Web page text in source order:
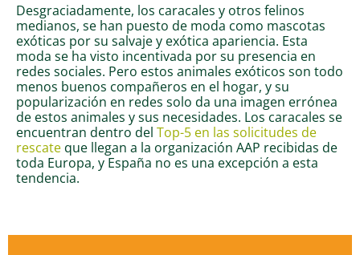
Desgraciadamente, los caracales y otros felinos
medianos, se han puesto de moda como mascotas
exóticas por su salvaje y exótica apariencia. Esta
moda se ha visto incentivada por su presencia en
redes sociales. Pero estos animales exóticos son todo
menos buenos compañeros en el hogar, y su
popularización en redes solo da una imagen errónea
de estos animales y sus necesidades. Los caracales se
encuentran dentro del Top-5 en las solicitudes de
rescate que llegan a la organización AAP recibidas de
toda Europa, y España no es una excepción a esta
tendencia.